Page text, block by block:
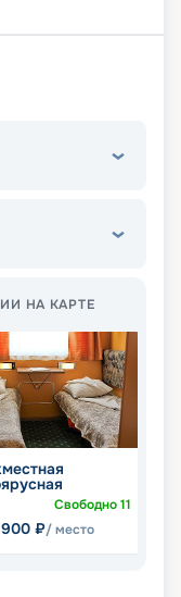
НА КАРТЕ
Свободно11
₽/ место